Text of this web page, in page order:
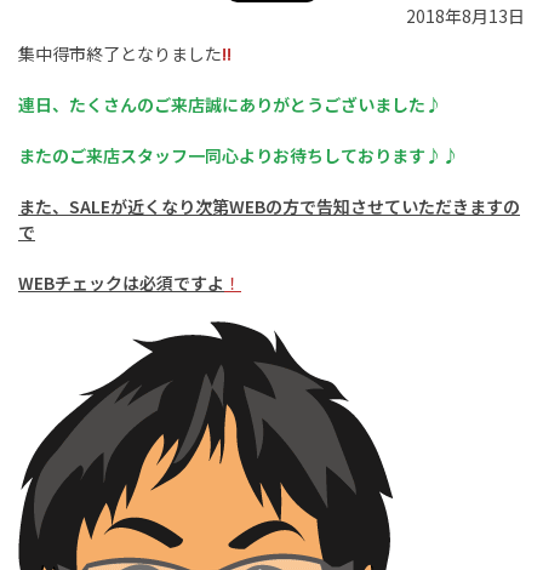
2018年8月13日
集中得市終了となりました!!
連日、たくさんのご来店誠にありがとうございました♪
またのご来店スタッフ一同心よりお待ちしております♪♪
また、SALEが近くなり次第WEBの方で告知させていただきますの
で
WEBチェックは必須ですよ ！